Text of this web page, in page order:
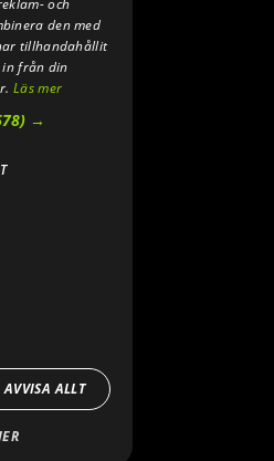
och
den med
tillhandahållit
in från din
Läs mer
→
AVVISA ALLT